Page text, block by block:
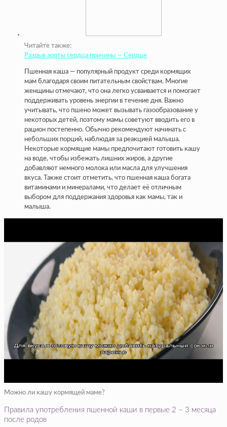
Читайте также:
Разрыв аорты сердца причины — Сердце
Пшенная каша — популярный продукт среди кормящих
мам благодаря своим питательным свойствам. Многие
женщины отмечают, что она легко усваивается и помогает
поддерживать уровень энергии в течение дня. Важно
учитывать, что пшено может вызывать газообразование у
некоторых детей, поэтому мамы советуют вводить его в
рацион постепенно. Обычно рекомендуют начинать с
небольших порций, наблюдая за реакцией малыша.
Некоторые кормящие мамы предпочитают готовить кашу
на воде, чтобы избежать лишних жиров, а другие
добавляют немного молока или масла для улучшения
вкуса. Также стоит отметить, что пшенная каша богата
витаминами и минералами, что делает её отличным
выбором для поддержания здоровья как мамы, так и
малыша.
Можно ли кашу кормящей маме?
Правила употребления пшенной каши в первые 2 – 3 месяца
после родов